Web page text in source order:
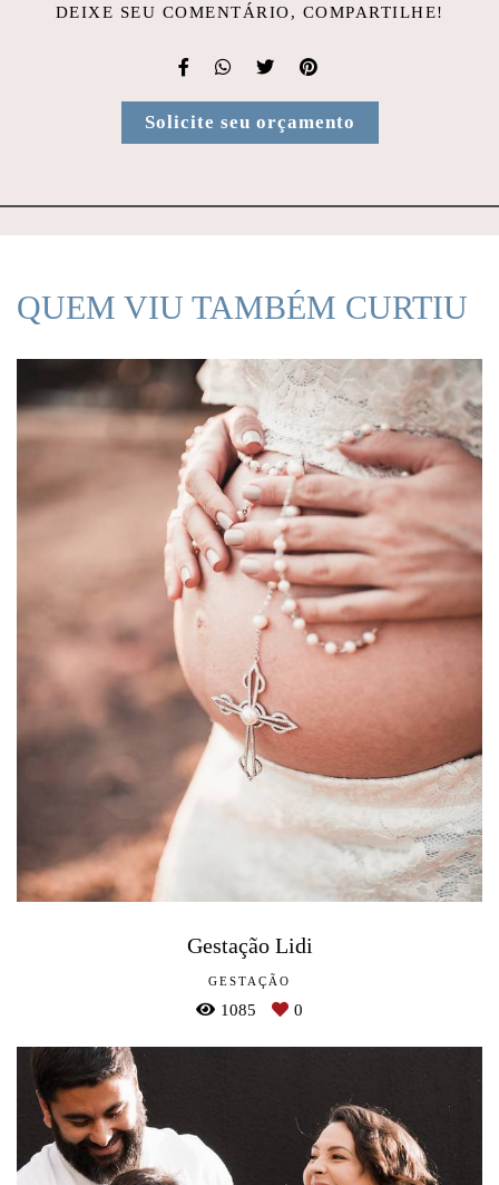
DEIXE SEU COMENTÁRIO, COMPARTILHE!
Solicite seu orçamento
QUEM VIU TAMBÉM CURTIU
Gestação Lidi
GESTAÇÃO
1085 0